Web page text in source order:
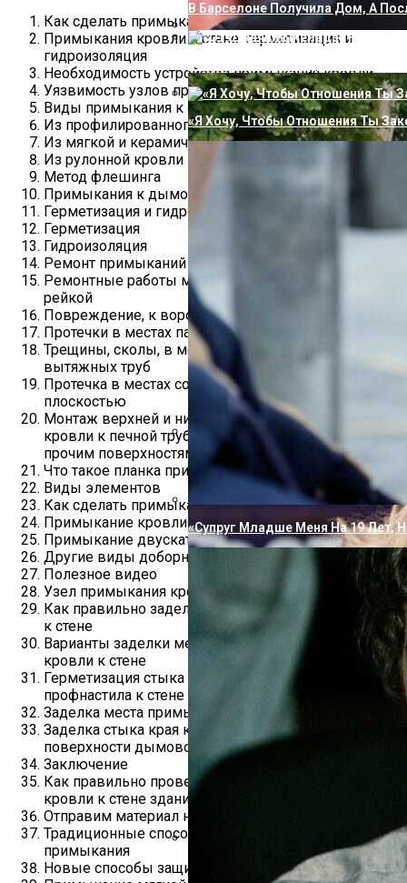
Пугачева И Галкин Решили
«Поседела Я Настолько, Что
В Барселоне Получила Дом, А
«От Отчаяния Меладзе На Стены
«Я Хочу, Чтобы Отношения Ты
«Супруг Младше Меня На 19 Лет,
Как сделать примыкание кровли к стене
Примыкания кровли к стене: герметизация и
гидроизоляция
Необходимость устройства примыкания кровли
Уязвимость узлов примыкания
Виды примыкания к стене
Из профилированного металла
Из мягкой и керамической кровли
Из рулонной кровли
Метод флешинга
Примыкания к дымоходу и трубе
Герметизация и гидроизоляция
Герметизация
Гидроизоляция
Ремонт примыканий
Ремонтные работы мягкой кровли: саморезами,
рейкой
Повреждение, к воронке внутреннего водостока
Протечки в местах парапета
Трещины, сколы, в местах соприкосновения
вытяжных труб
Протечка в местах сопряжения с вертикальной
плоскостью
Монтаж верхней и нижней планки примыкания
кровли к печной трубе, дымоходу, стене здания и
прочим поверхностям
Что такое планка примыкания
Виды элементов
Как сделать примыкание кровли к стене здания
Примыкание кровли к трубе дымохода
Примыкание двускатной крыши к односкатной
Другие виды доборных элементов
Полезное видео
Узел примыкания кровли к стене
Как правильно заделать место примыкания кровли
к стене
Варианты заделки места примыкания материала
кровли к стене
Герметизация стыка в месте примыкания
профнастила к стене
Заделка места примыкания мягкой кровли
Заделка стыка края кровли в месте примыкания к
поверхности дымовой трубы
Заключение
Как правильно провести защиту примыкания
кровли к стене здания
Отправим материал на почту
Традиционные способы защиты участка
примыкания
Новые способы защиты участков примыкания